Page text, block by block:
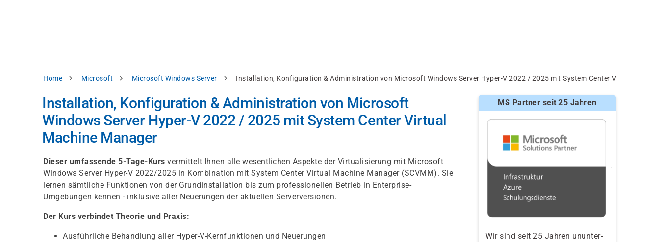
Pfadnavigation
Home Microsoft Microsoft Windows Server Installation, Konfiguration & Administration von Microsoft Windows Server Hyper-V 2022 / 2025 mit System Center Virtual
Installation, Konfiguration & Administration von Microsoft
Windows Server Hyper-V 2022 / 2025 mit System Center Virtual
Machine Manager
Dieser umfassende 5-Tage-Kurs vermittelt Ihnen alle wesentlichen Aspekte der Virtualisierung mit Microsoft
Windows Server Hyper-V 2022/2025 in Kombination mit System Center Virtual Machine Manager (SCVMM). Sie
lernen sämtliche Funktionen von der Grundinstallation bis zum professionellen Betrieb in Enterprise-
Umgebungen kennen - inklusive aller Neuerungen der aktuellen Serverversionen.
Der Kurs verbindet Theorie und Praxis:
Ausführliche Behandlung aller Hyper-V-Kernfunktionen und Neuerungen
MS Partner seit 25 Jahren
Wir sind seit 25 Jahren ununter-
Einstellungen
Datenschutzhinweis